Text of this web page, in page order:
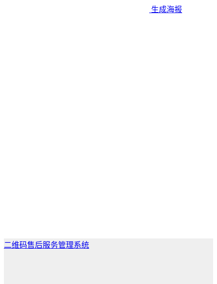
生成海报
二维码售后服务管理系统